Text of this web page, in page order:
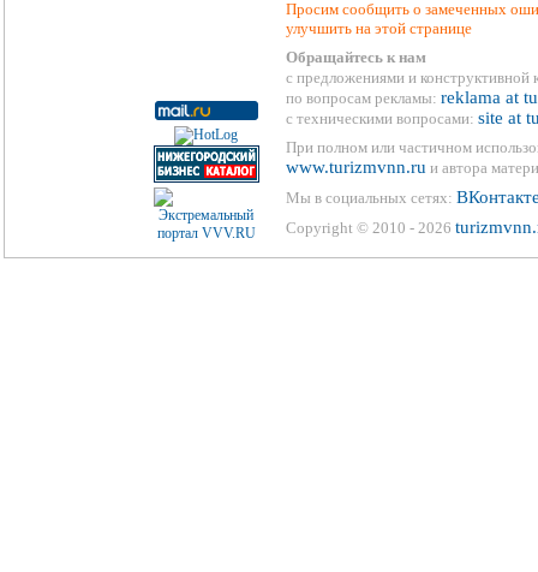
Просим сообщить о замеченных
улучшить на этой странице
Обращайтесь к нам
с предложениями и конструктивной
по вопросам рекламы: reklama at
с техническими вопросами: site at
При полном или частичном
www.turizmvnn.ru и автора
Мы в социальных сетях:
Copyright © 2010 - 2026